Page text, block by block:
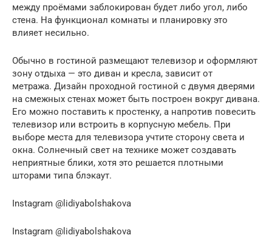
между проёмами заблокирован будет либо угол, либо
стена. На функционал комнаты и планировку это
влияет несильно.
Обычно в гостиной размещают телевизор и оформляют
зону отдыха — это диван и кресла, зависит от
метража. Дизайн проходной гостиной с двумя дверями
на смежных стенах может быть построен вокруг дивана.
Его можно поставить к простенку, а напротив повесить
телевизор или встроить в корпусную мебель. При
выборе места для телевизора учтите сторону света и
окна. Солнечный свет на технике может создавать
неприятные блики, хотя это решается плотными
шторами типа блэкаут.
Instagram @lidiyabolshakova
Instagram @lidiyabolshakova